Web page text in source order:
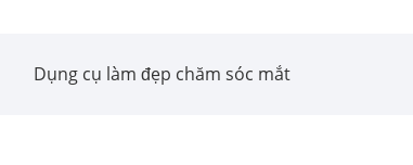
Dụng cụ làm đẹp chăm sóc mắt